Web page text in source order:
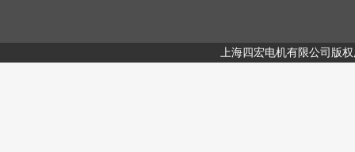
上海四宏电机有限公司